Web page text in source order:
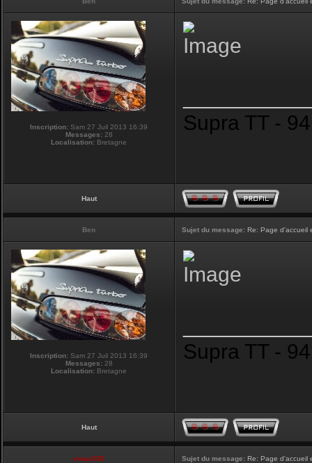
Inscription: Sam 27 Juil 2013 16:39
Messages: 28
Localisation: Bretagne
Supra TT -
Haut
Ben Sujet du message: Re: Page d'accueil
Inscription: Sam 27 Juil 2013 16:39
Messages: 28
Localisation: Bretagne
Supra TT -
Haut
vmax330 Sujet du message: Re: Page d'accueil